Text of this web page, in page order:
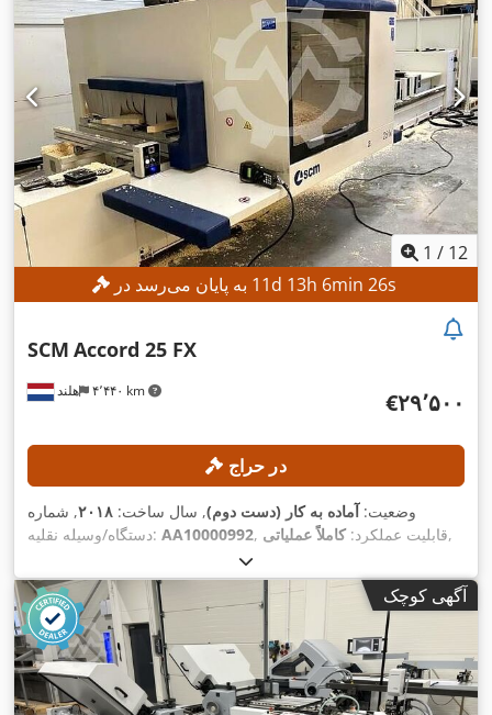
1 / 12
11d 13h 6min 23s
هلند ۴٬۴۴۰ km
SCM Accord 25 FX
‎€۲۹٬۵۰۰
در حراج
وضعیت:آماده به کار (دست دوم), سال ساخت: ۲۰۱۸, شماره
دستگاه/وسیله نقلیه: AA10000992 , قابلیت عملکرد:کاملاً عملیاتی ,
آگهی کوچک